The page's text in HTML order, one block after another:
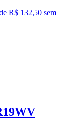
R$ 132,50 sem